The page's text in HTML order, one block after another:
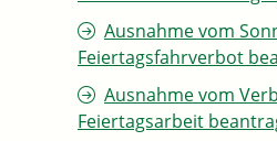
Ausnahme vom
Feiertagsfahrverbot
Ausnahme vom
Feiertagsarbeit